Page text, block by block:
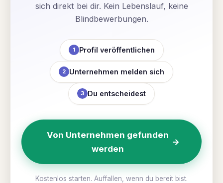
sich direkt bei dir. Kein Lebenslauf, keine
Blindbewerbungen.
1 Profil veröffentlichen
2 Unternehmen melden sich
3 Du entscheidest
Von Unternehmen gefunden
werden
→
Kostenlos starten. Auffallen, wenn du bereit bist.